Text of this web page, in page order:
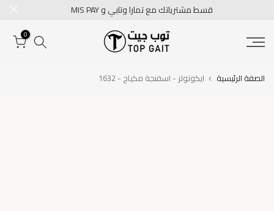
المحتوى
قسط مشترياتك مع تمارا وتابي و MIS PAY
0
الصفة الرئيسية ايكوتولز - اسفنجة مكياج - 1632